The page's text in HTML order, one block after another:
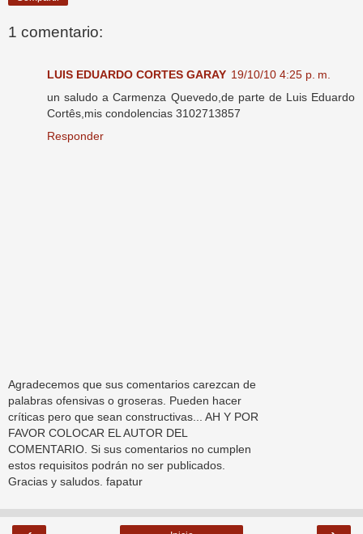
1 comentario:
LUIS EDUARDO CORTES GARAY 19/10/10 4:25 p. m.
un saludo a Carmenza Quevedo,de parte de Luis Eduardo
Cortês,mis condolencias 3102713857
Responder
Agradecemos que sus comentarios carezcan de
palabras ofensivas o groseras. Pueden hacer
críticas pero que sean constructivas... AH Y POR
FAVOR COLOCAR EL AUTOR DEL
COMENTARIO. Si sus comentarios no cumplen
estos requisitos podrán no ser publicados.
Gracias y saludos. fapatur